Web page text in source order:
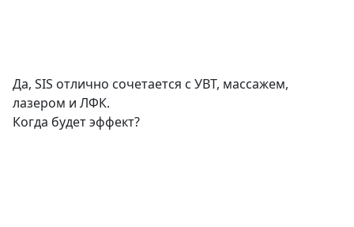
Да, SIS отлично сочетается с УВТ, массажем,
лазером и ЛФК.
Когда будет эффект?